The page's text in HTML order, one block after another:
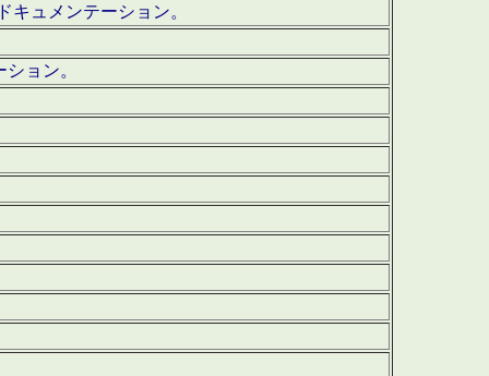
キュメンテーション。
ョン。